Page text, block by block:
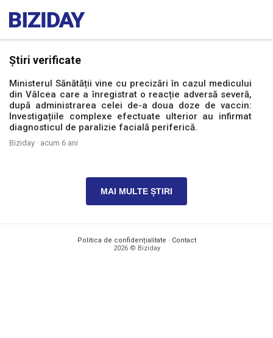
Știri verificate
Ministerul Sănătății vine cu precizări în cazul medicului
din Vâlcea care a înregistrat o reacție adversă severă,
după administrarea celei de-a doua doze de vaccin:
Investigațiile complexe efectuate ulterior au infirmat
diagnosticul de paralizie facială periferică.
Biziday · acum 6 ani
MAI MULTE ȘTIRI
Politica de confidențialitate · Contact
2026 © Biziday